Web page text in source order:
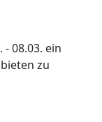
08.03. ein
zu